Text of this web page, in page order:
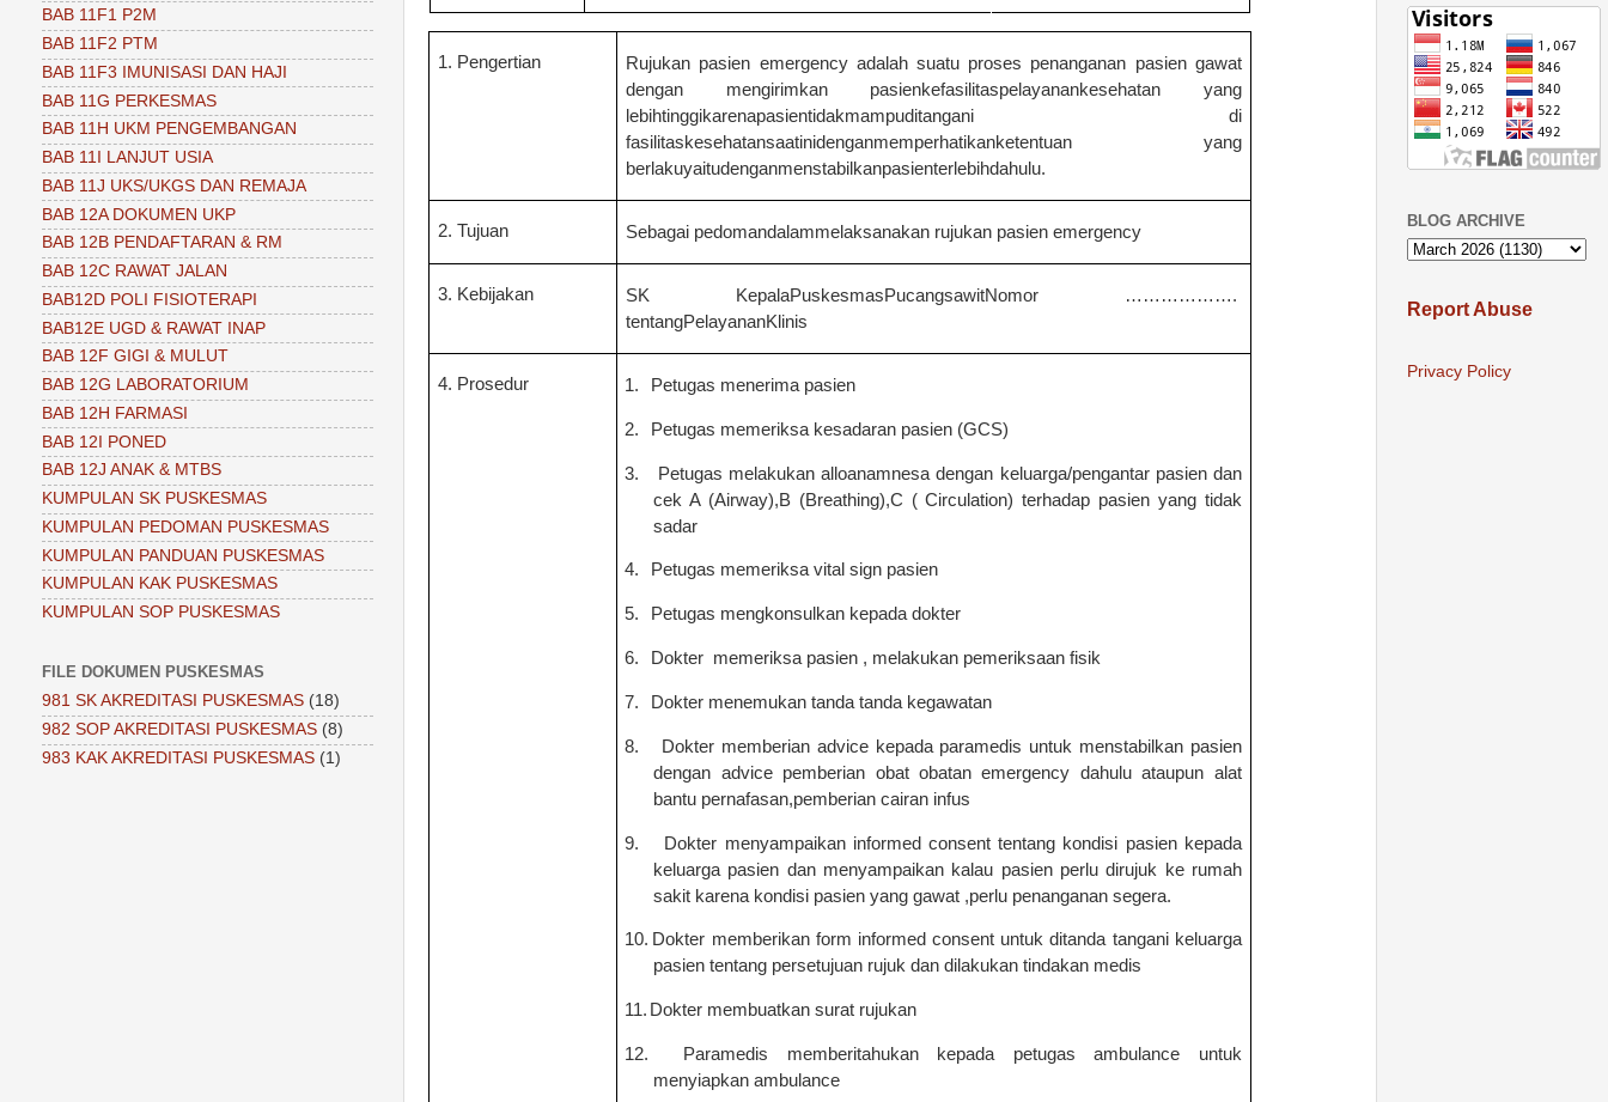
1. Pengertian
Rujukan pasien emergency adalah suatu proses penanganan pasien gawat
dengan mengirimkan
pasienkefasilitaspelayanankesehatan yang
lebihtinggikarenapasientidakmampuditangani di
fasilitaskesehatansaatinidenganmemperhatikanketentuan yang
berlakuyaitudenganmenstabilkanpasienterlebihdahulu.
2. Tujuan Sebagai pedomandalammelaksanakan rujukan pasien emergency
3. Kebijakan SK KepalaPuskesmasPucangsawitNomor ……………….
tentangPelayananKlinis
4. Prosedur 1. Petugas menerima pasien
2. Petugas memeriksa kesadaran pasien (GCS)
3. Petugas melakukan alloanamnesa dengan keluarga/pengantarpasien dan
cek A (Airway),B (Breathing),C ( Circulation) terhadap pasien yang tidak
sadar
4. Petugas memeriksa vital sign pasien
5. Petugas mengkonsulkan kepada dokter
6. Dokter memeriksa pasien , melakukan pemeriksaan fisik
7. Dokter menemukan tanda tanda kegawatan
8. Dokter memberian advice kepada paramedis untuk menstabilkan pasien
dengan advice pemberian obat obatan emergency dahulu ataupun alat
bantu pernafasan,pemberian cairan infus
9.
Dokter menyampaikan informed consent tentang kondisi pasien kepada
keluarga pasien dan menyampaikan kalau pasien perlu dirujuk ke rumah
sakit karena kondisi pasien yang gawat ,perlu penanganan segera.
10. Dokter memberikan form informed consent untuk ditanda tangani keluarga
pasien tentang persetujuan rujuk dan dilakukan tindakan medis
11. Dokter membuatkan surat rujukan
12. Paramedis memberitahukan kepada petugas ambulance untuk
menyiapkan ambulance
BAB 11F1 P2M
BAB 11F2 PTM
BAB 11F3 IMUNISASI DAN HAJI
BAB 11G PERKESMAS
BAB 11H UKM PENGEMBANGAN
BAB 11I LANJUT USIA
BAB 11J UKS/UKGS DAN REMAJA
BAB 12A DOKUMEN UKP
BAB 12B PENDAFTARAN & RM
BAB 12C RAWAT JALAN
BAB12D POLI FISIOTERAPI
BAB12E UGD & RAWAT INAP
BAB 12F GIGI & MULUT
BAB 12G LABORATORIUM
BAB 12H FARMASI
BAB 12I PONED
BAB 12J ANAK & MTBS
KUMPULAN SK PUSKESMAS
KUMPULAN PEDOMAN PUSKESMAS
KUMPULAN PANDUAN PUSKESMAS
KUMPULAN KAK PUSKESMAS
KUMPULAN SOP PUSKESMAS
FILE DOKUMEN PUSKESMAS
981 SK AKREDITASI PUSKESMAS (18)
982 SOP AKREDITASI PUSKESMAS (8)
983 KAK AKREDITASI PUSKESMAS (1)
BLOG ARCHIVE
Report Abuse
Privacy Policy